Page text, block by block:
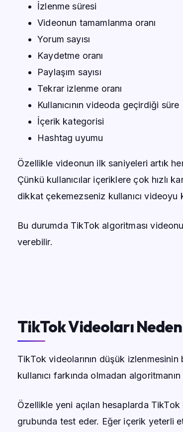
İzlenme süresi
Videonun tamamlanma oranı
Yorum sayısı
Kaydetme oranı
Paylaşım sayısı
Tekrar izlenme oranı
Kullanıcının videoda geçirdiği süre
İçerik kategorisi
Hashtag uyumu
Özellikle videonun ilk saniyeleri artık
Çünkü kullanıcılar içeriklere çok hızlı
dikkat çekemezseniz kullanıcı videoyu
Bu durumda TikTok algoritması
verebilir.
TikTok Videoları
TikTok videolarının düşük
kullanıcı farkında olmadan
Özellikle yeni açılan hesaplarda
grubunda test eder. Eğer içerik yeterli